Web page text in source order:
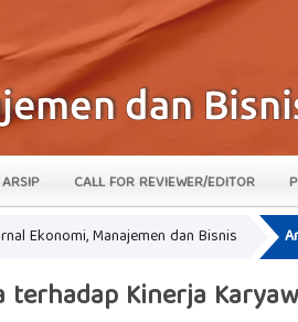
ARSIP CALL FOR REVIEWER/EDITOR
Ekonomi, Manajemen dan Bisnis
Kinerja